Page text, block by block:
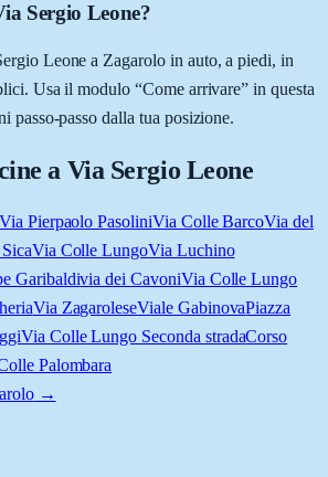
Sergio Leone?
Leone a Zagarolo in auto, a piedi, in
Usa il modulo “Come arrivare” in questa
passo-passo dalla tua posizione.
a Via Sergio Leone
Via Pierpaolo PasoliniVia Colle BarcoVia del
Via Colle LungoVia Luchino
Garibaldivia dei CavoniVia Colle Lungo
Via ZagaroleseViale GabinovaPiazza
Via Colle Lungo Seconda stradaCorso
Palombara
→